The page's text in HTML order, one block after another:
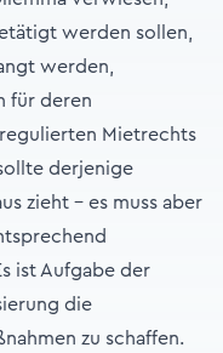
werden sollen,
werden,
für deren
Mietrechts
derjenige
zieht – es muss aber
ist Aufgabe der
die
zu schaffen.